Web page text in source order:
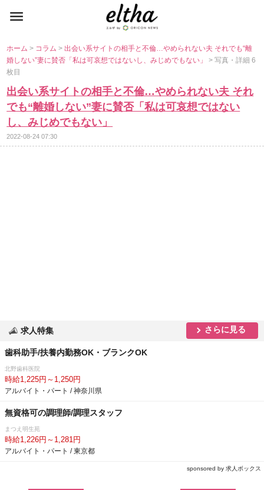
ホーム> コラム>出会い系サイトの相手と不倫…やめられない夫 それでも“離
婚しない”妻に賛否「私は可哀想ではないし、みじめでもない」> 写真・詳細 6
枚目
出会い系サイトの相手と不倫…やめられない夫 それ
でも“離婚しない”妻に賛否「私は可哀想ではない
し、みじめでもない」
2022-08-24 07:30
求人特集 さらに見る
歯科助手/扶養内勤務OK・ブランクOK
北野歯科医院
時給1,225円～1,250円
アルバイト・パート / 神奈川県
無資格可の調理師/調理スタッフ
まつえ明生苑
時給1,226円～1,281円
アルバイト・パート / 東京都
sponsored by 求人ボックス